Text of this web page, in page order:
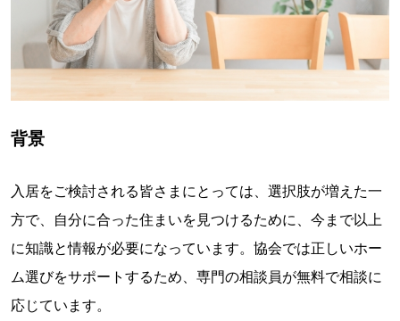
背景
入居をご検討される皆さまにとっては、選択肢が増えた一
方で、自分に合った住まいを見つけるために、今まで以上
に知識と情報が必要になっています。協会では正しいホー
ム選びをサポートするため、専門の相談員が無料で相談に
応じています。